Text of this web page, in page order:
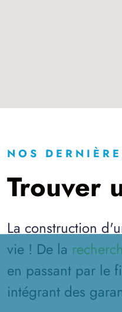
NOS
Trouver
La construction
vie ! De la
en passant par le
intégrant des